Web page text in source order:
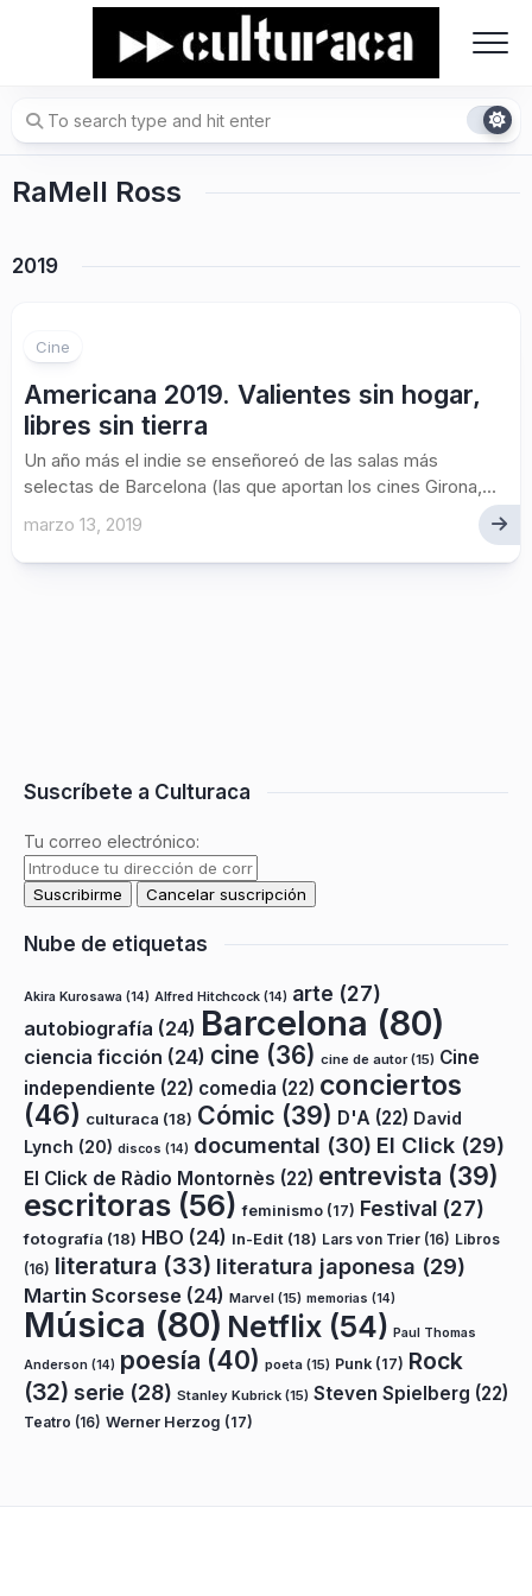
RaMell Ross
2019
Cine
Americana 2019. Valientes sin hogar,
libres sin tierra
Un año más el indie se enseñoreó de las salas más
selectas de Barcelona (las que aportan los cines Girona,...
marzo 13, 2019
Suscríbete a Culturaca
Tu correo electrónico:
Nube de etiquetas
Akira Kurosawa (14) Alfred Hitchcock (14) arte (27)
autobiografía (24) Barcelona (80)
ciencia ficción (24) cine (36) cine de autor(15) Cine
independiente (22) comedia (22) conciertos
(46) culturaca (18) Cómic (39) D'A (22) David
Lynch (20) discos (14) documental (30) El Click (29)
El Click de Ràdio Montornès (22) entrevista (39)
escritoras (56) feminismo (17) Festival (27)
fotografía (18) HBO (24) In-Edit (18) Lars von Trier (16) Libros
(16) literatura (33) literatura japonesa (29)
Martin Scorsese (24) Marvel (15) memorias (14)
Música (80) Netflix (54) Paul Thomas
Anderson (14) poesía (40) poeta (15) Punk (17) Rock
(32) serie (28) Stanley Kubrick (15) Steven Spielberg (22)
Teatro (16) Werner Herzog (17)